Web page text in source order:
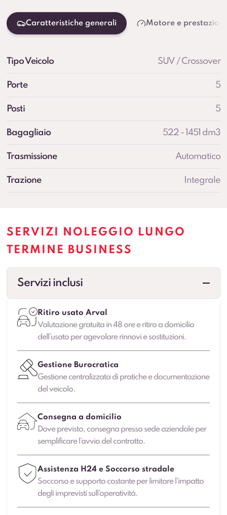
Caratteristiche generali Motore e prestazioni
Tipo Veicolo SUV / Crossover
Porte 5
Posti 5
Bagagliaio 522 - 1451 dm3
Trasmissione Automatico
Trazione Integrale
SERVIZI NOLEGGIO LUNGO
TERMINE BUSINESS
Servizi inclusi
Ritiro usato Arval
Valutazione gratuita in 48 ore e ritiro a domicilio
dell’usato per agevolare rinnovi e sostituzioni.
Gestione Burocratica
Gestione centralizzata di pratiche e documentazione
del veicolo.
Consegna a domicilio
Dove previsto, consegna presso sede aziendale per
semplificare l’avvio del contratto.
Assistenza H24 e Soccorso stradale
Soccorso e supporto costante per limitare l’impatto
degli imprevisti sull’operatività.